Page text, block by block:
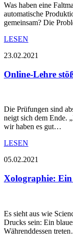
Was haben eine
automatische
gemeinsam? Die
LESEN
23.02.2021
Online-Lehre
Die Prüfungen sind
neigt sich dem Ende.
wir haben es gut…
LESEN
05.02.2021
Xolographie:
Es sieht aus wie
Drucks sein: Ein
Währenddessen